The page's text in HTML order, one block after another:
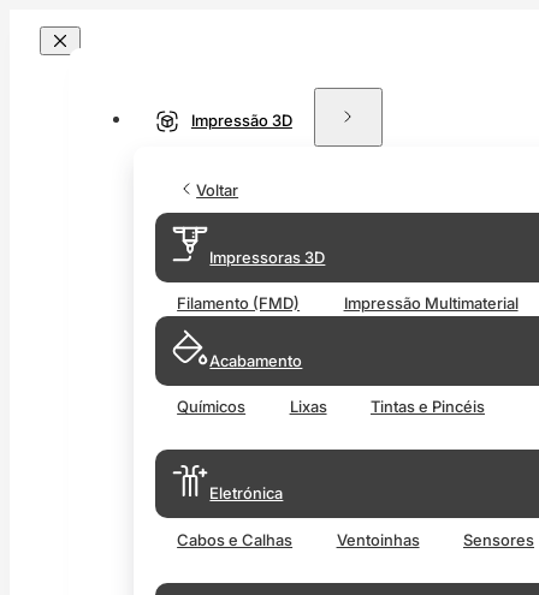
Impressão 3D
Voltar
Impressoras 3D
Filamento (FMD) Impressão Multimaterial
Acabamento
Químicos Lixas Tintas e Pincéis
Eletrónica
Cabos e Calhas Ventoinhas Sensores